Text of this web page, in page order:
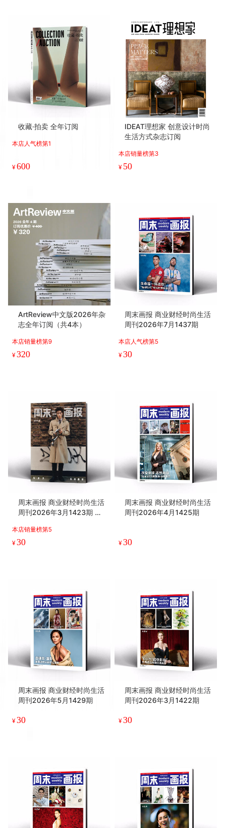
收藏·拍卖 全年订阅
本店人气榜第1
¥600
IDEAT理想家 创意设计时尚
生活方式杂志订阅
本店销量榜第3
¥ 50
ArtReview中文版2026年杂
志全年订阅（共4本）
本店销量榜第9
¥320
周末画报 商业财经时尚生活
周刊2026年7月1437期
本店人气榜第5
¥30
周末画报 商业财经时尚生活
周刊2026年3月1423期 张
本店销量榜第5
¥30
周末画报 商业财经时尚生活
周刊2026年4月1425期
¥30
周末画报 商业财经时尚生活
周刊2026年5月1429期
¥30
周末画报 商业财经时尚生活
周刊2026年3月1422期
¥30